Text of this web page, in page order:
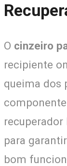
O cinzeiro
recipiente
queima dos
para
bom